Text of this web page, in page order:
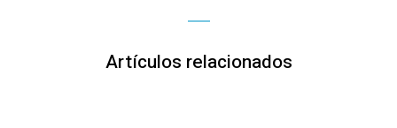
Artículos relacionados